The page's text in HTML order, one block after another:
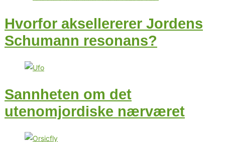
Hvorfor aksellererer Jordens
Schumann resonans?
Sannheten om det
utenomjordiske nærværet